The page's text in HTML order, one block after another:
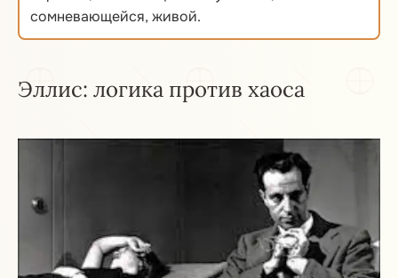
сомневающейся, живой.
Эллис: логика против хаоса